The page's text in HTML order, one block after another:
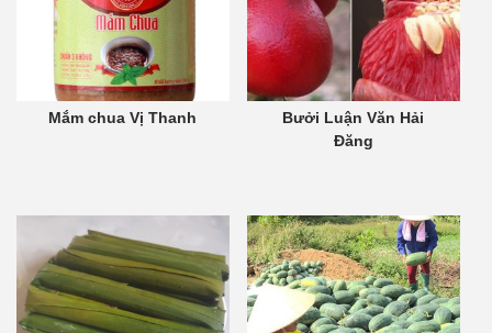
Mắm chua Vị Thanh
Bưởi Luận Văn Hải
Đăng